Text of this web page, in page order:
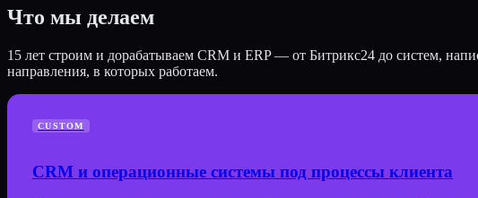
Что мы делаем
15 лет строим и дорабатываем CRM и ERP — от Битрикс24 до систем,
направления, в которых работаем.
CUSTOM
CRM и операционные системы под процессы клиента